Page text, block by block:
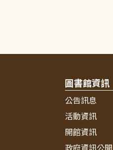
圖書館資訊
公告訊息
活動資訊
開館資訊